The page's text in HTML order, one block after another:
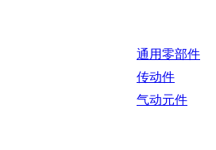
通用零部件
传动件
气动元件